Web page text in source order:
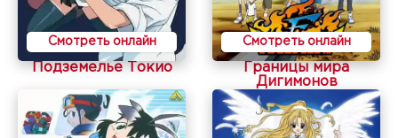
Смотреть онлайн
Подземелье Токио
Смотреть онлайн
Границы мира
Дигимонов